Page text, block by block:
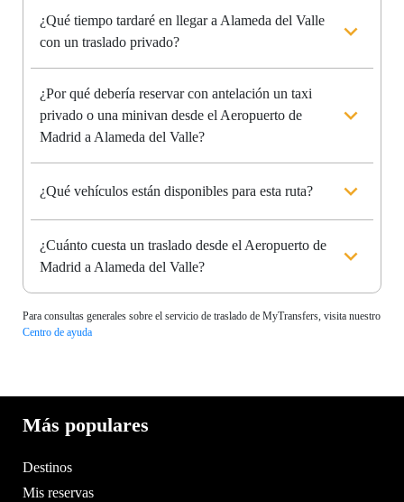
¿Qué tiempo tardaré en llegar a Alameda del Valle
con un traslado privado?
¿Por qué debería reservar con antelación un taxi
privado o una minivan desde el Aeropuerto de
Madrid a Alameda del Valle?
¿Qué vehículos están disponibles para esta ruta?
¿Cuánto cuesta un traslado desde el Aeropuerto de
Madrid a Alameda del Valle?
Para consultas generales sobre el servicio de traslado de MyTransfers, visita nuestro
Centro de ayuda
Más populares
Destinos
Mis reservas